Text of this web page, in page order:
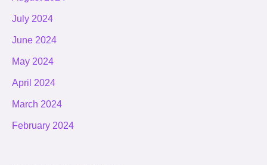
July 2024
June 2024
May 2024
April 2024
March 2024
February 2024